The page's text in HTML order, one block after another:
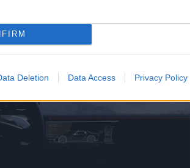
Deletion Data Access Privacy Policy